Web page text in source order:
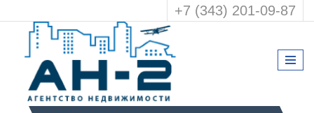
+7 (343) 201-09-87